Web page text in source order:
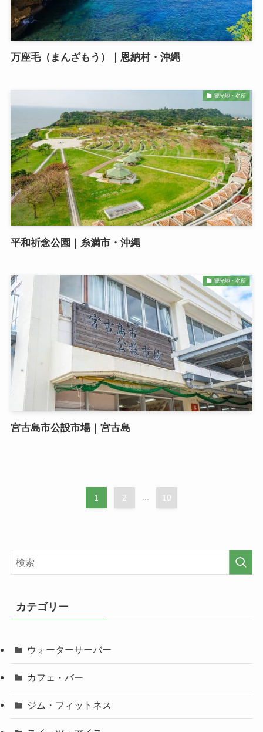
万座毛（まんざもう）｜恩納村・沖縄
観光地・名所
平和祈念公園｜糸満市・沖縄
観光地・名所
宮古島市公設市場｜宮古島
1 2 ... 10
カテゴリー
ウォーターサーバー
カフェ・バー
ジム・フィットネス